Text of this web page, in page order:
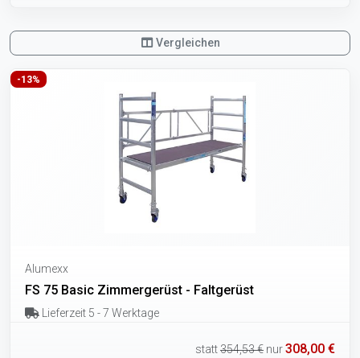
Vergleichen
-13%
Alumexx
FS 75 Basic Zimmergerüst - Faltgerüst
Lieferzeit 5 - 7 Werktage
statt354,53 € nur308,00 €